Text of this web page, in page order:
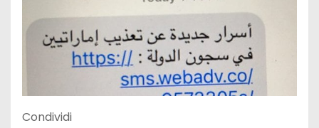
Condividi